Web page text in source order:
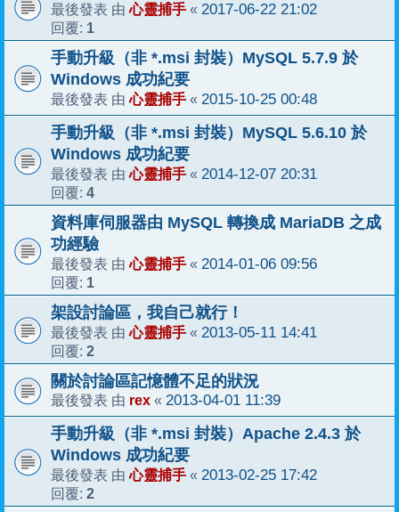
最後發表 由心靈捕手 « 2017-06-22 21:02
回覆: 1
手動升級（非 *.msi 封裝）MySQL 5.7.9 於
Windows 成功紀要
最後發表 由心靈捕手 « 2015-10-25 00:48
手動升級（非 *.msi 封裝）MySQL 5.6.10 於
Windows 成功紀要
最後發表 由心靈捕手 « 2014-12-07 20:31
回覆: 4
資料庫伺服器由 MySQL 轉換成 MariaDB 之成
功經驗
最後發表 由心靈捕手 « 2014-01-06 09:56
回覆: 1
架設討論區，我自己就行！
最後發表 由心靈捕手 « 2013-05-11 14:41
回覆: 2
關於討論區記憶體不足的狀況
最後發表 由 rex « 2013-04-01 11:39
手動升級（非 *.msi 封裝）Apache 2.4.3 於
Windows 成功紀要
最後發表 由心靈捕手 « 2013-02-25 17:42
回覆: 2